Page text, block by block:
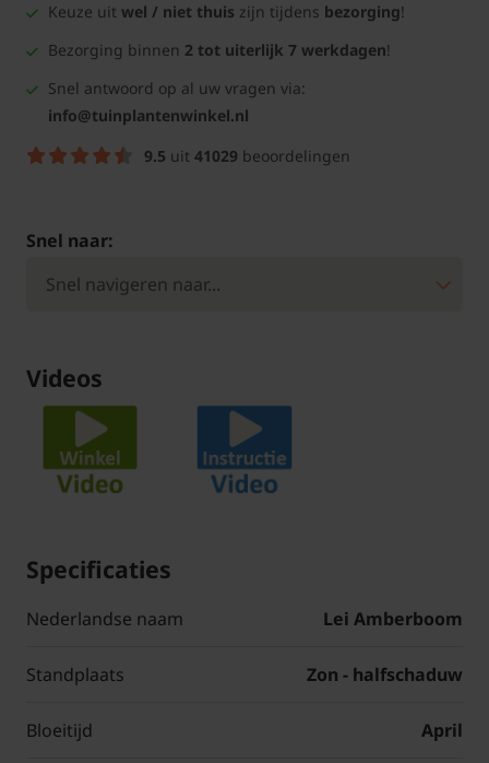
Keuze uit wel / niet thuis zijn tijdens bezorging!
Bezorging binnen 2 tot uiterlijk 7 werkdagen!
Snel antwoord op al uw vragen via:
info@tuinplantenwinkel.nl
9.5 uit 41029 beoordelingen
Snel naar:
Videos
Specificaties
Nederlandse naam Lei Amberboom
Standplaats Zon - halfschaduw
Bloeitijd April